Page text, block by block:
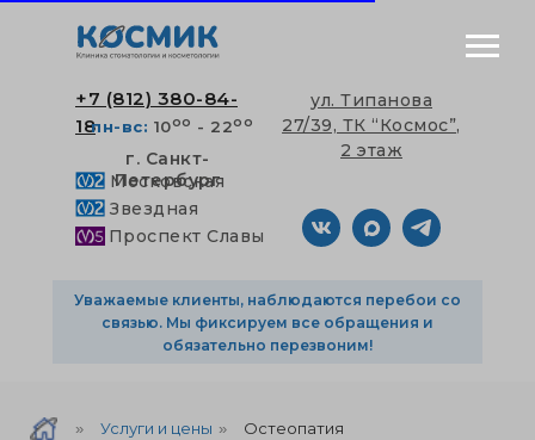
г. Санкт-
Петербург
ул. Типанова
27/39, ТК “Космос”,
2 этаж
+7 (812) 380-84-
18пн-вс: 10оо - 22оо
Проспект Славы
Звездная
Московская
Уважаемые клиенты, наблюдаются перебои со
связью. Мы фиксируем все обращения и
обязательно перезвоним!
» Услуги и цены » Остеопатия